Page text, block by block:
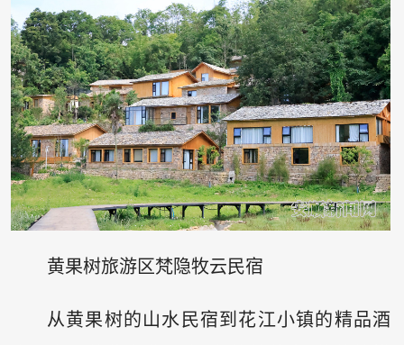
黄果树旅游区梵隐牧云民宿
从黄果树的山水民宿到花江小镇的精品酒